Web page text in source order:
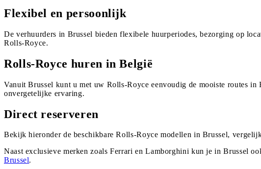
Flexibel en persoonlijk
De verhuurders in Brussel bieden flexibele huurperiodes, bezorging op
Rolls-Royce.
Rolls-Royce huren in België
Vanuit Brussel kunt u met uw Rolls-Royce eenvoudig de mooiste routes
onvergetelijke ervaring.
Direct reserveren
Bekijk hieronder de beschikbare Rolls-Royce modellen in Brussel,
Naast exclusieve merken zoals Ferrari en Lamborghini kun je in Brussel
Brussel.